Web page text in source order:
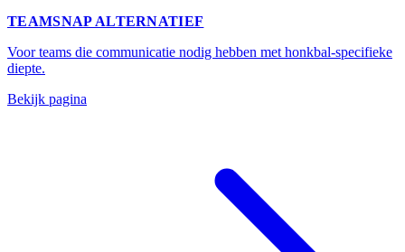
TEAMSNAP ALTERNATIEF
Voor teams die communicatie nodig hebben met honkbal-specifieke
diepte.
Bekijk pagina